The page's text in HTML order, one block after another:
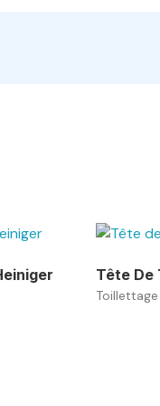
Tête De